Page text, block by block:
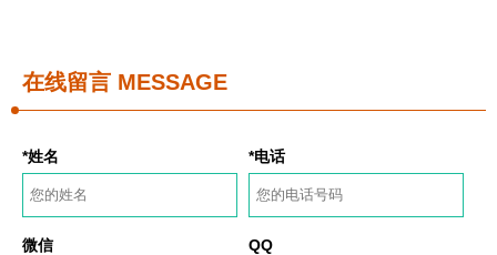
在线留言 MESSAGE
*姓名 *电话
微信 QQ